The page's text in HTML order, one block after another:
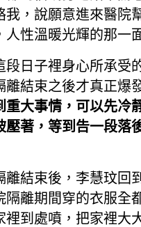
我，說願意進來醫院
人性溫暖光輝的那一
段日子裡身心所承受
離結束之後才真正爆
重大事情，可以先冷
壓著，等到告一段落
離結束後，李慧玟回
隔離期間穿的衣服全
裡到處噴，把家裡大